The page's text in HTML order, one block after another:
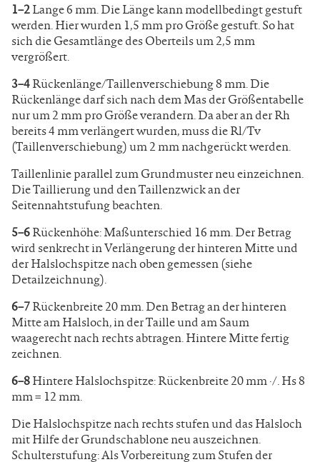
1–2Lange 6 mm. Die Länge kann modellbedingt gestuft
werden. Hier wurden 1,5 mm pro Größe gestuft. So hat
sich die Gesamtlänge des Oberteils um 2,5 mm
vergrößert.
3–4Rückenlänge/Taillenverschiebung 8 mm. Die
Rückenlänge darf sich nach dem Mas der Größentabelle
nur um 2 mm pro Größe verandern. Da aber an der Rh
bereits 4 mm verlängert wurden, muss die Rl/Tv
(Taillenverschiebung) um 2 mm nachgerückt werden.
Taillenlinie parallel zum Grundmuster neu einzeichnen.
Die Taillierung und den Taillenzwick an der
Seitennahtstufung beachten.
5–6Rückenhöhe: Maßunterschied 16 mm. Der Betrag
wird senkrecht in Verlängerung der hinteren Mitte und
der Halslochspitze nach oben gemessen (siehe
Detailzeichnung).
6–7Rückenbreite 20 mm. Den Betrag an der hinteren
Mitte am Halsloch, in der Taille und am Saum
waagerecht nach rechts abtragen. Hintere Mitte fertig
zeichnen.
6–8Hintere Halslochspitze: Rückenbreite 20 mm ·/. Hs 8
mm = 12 mm.
Die Halslochspitze nach rechts stufen und das Halsloch
mit Hilfe der Grundschablone neu auszeichnen.
Schulterstufung: Als Vorbereitung zum Stufen der